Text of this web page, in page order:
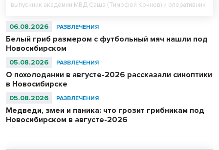
выпускник академии МВД Саша (Тимофей Кочнев) и оперативник
06.08.2026 РАЗВЛЕЧЕНИЯ
Белый гриб размером с футбольный мяч нашли под
Новосибирском
05.08.2026 РАЗВЛЕЧЕНИЯ
О похолодании в августе-2026 рассказали синоптики
в Новосибирске
05.08.2026 РАЗВЛЕЧЕНИЯ
Медведи, змеи и паника: что грозит грибникам под
Новосибирском в августе-2026